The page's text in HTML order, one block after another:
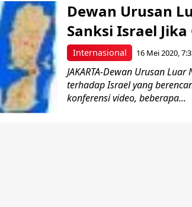
Internasional
Dewan Urusan
Sanksi Israel
16 Mei 2020,
JAKARTA-Dewan Urusan
terhadap Israel yang
konferensi video, beberapa...